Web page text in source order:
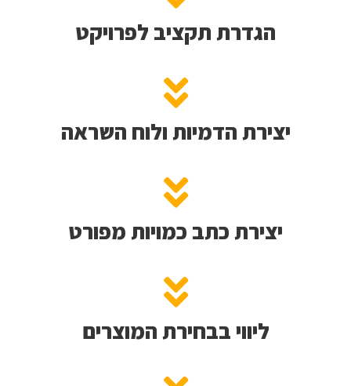
הגדרת תקציב לפרויקט
יצירת הדמיות ולוח השראה
יצירת כתב כמויות מפורט
ליווי בבחירת המוצרים